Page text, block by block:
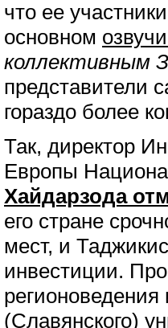
что ее
основном
коллективным
представители
гораздо более
Так, директор
Европы
Хайдарзода
его стране
мест, и
инвестиции.
(Славянского)